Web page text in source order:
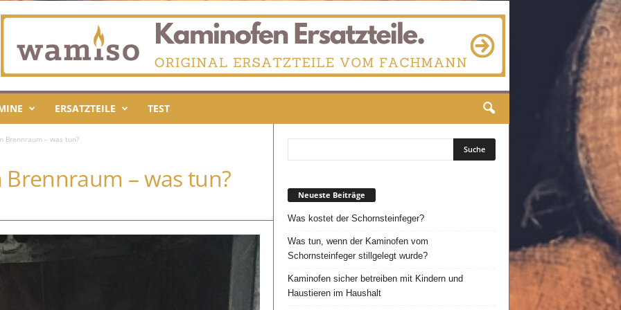
ERSATZTEILE TEST
Brennraum – was tun?
– was tun?
Neueste Beiträge
Was kostet der Schornsteinfeger?
Was tun, wenn der Kaminofen vom
Schornsteinfeger stillgelegt wurde?
Kaminofen sicher betreiben mit Kindern und
Haustieren im Haushalt